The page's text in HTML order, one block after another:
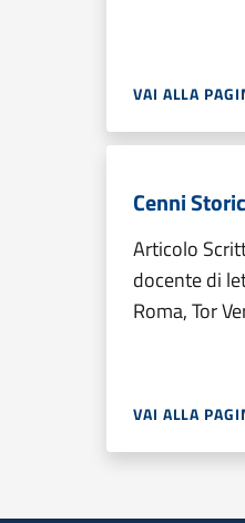
VAI ALLA
Cenni
Articolo
docente di
Roma, Tor
VAI ALLA